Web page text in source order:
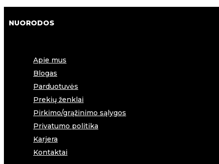
NUORODOS
Apie mus
Blogas
Parduotuvės
Prekių ženklai
Pirkimo/grąžinimo sąlygos
Privatumo politika
Karjera
Kontaktai